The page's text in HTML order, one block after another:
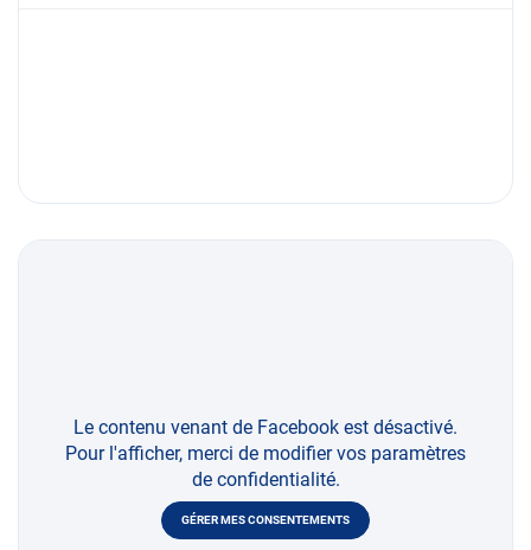
Le contenu venant de Facebook est désactivé.
Pour l'afficher, merci de modifier vos paramètres
de confidentialité.
GÉRER MES CONSENTEMENTS